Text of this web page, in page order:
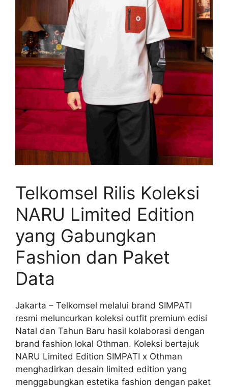
Telkomsel Rilis Koleksi
NARU Limited Edition
yang Gabungkan
Fashion dan Paket
Data
Jakarta – Telkomsel melalui brand SIMPATI
resmi meluncurkan koleksi outfit premium edisi
Natal dan Tahun Baru hasil kolaborasi dengan
brand fashion lokal Othman. Koleksi bertajuk
NARU Limited Edition SIMPATI x Othman
menghadirkan desain limited edition yang
menggabungkan estetika fashion dengan paket